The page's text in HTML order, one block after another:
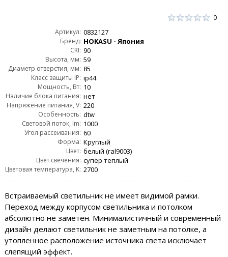
0
Артикул: 0832127
Бренд: HOKASU - Япония
CRI: 90
Высота, мм: 59
Диаметр отверстия, мм: 85
Класс защиты IP: ip44
Мощность, Вт: 10
Наличие блока питания: нет
Напряжение питания, V: 220
Особенность: dtw
Световой поток, lm: 1000
Угол рассеивания: 60
Форма: Круглый
Цвет: белый (ral9003)
Цвет свечения: супер теплый
Цветовая температура, K: 2700
Встраиваемый светильник не имеет видимой рамки.
Переход между корпусом светильника и потолком
абсолютно не заметен. Минималистичный и современный
дизайн делают светильник не заметным на потолке, а
утопленное расположение источника света исключает
слепящий эффект.